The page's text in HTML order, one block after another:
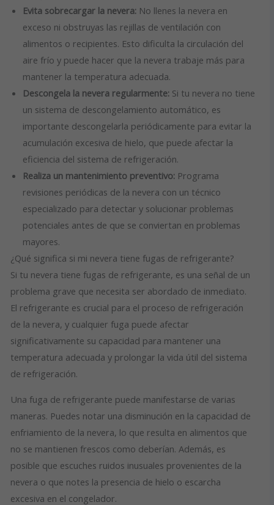
Evita sobrecargar la nevera:No llenes la nevera en
exceso ni obstruyas las rejillas de ventilación con
alimentos o recipientes. Esto dificulta la circulación del
aire frío y puede hacer que la nevera trabaje más para
mantener la temperatura adecuada.
Descongela la nevera regularmente:Si tu nevera no tiene
un sistema de descongelamiento automático, es
importante descongelarla periódicamente para evitar la
acumulación excesiva de hielo, que puede afectar la
eficiencia del sistema de refrigeración.
Realiza un mantenimiento preventivo:Programa
revisiones periódicas de la nevera con un técnico
especializado para detectar y solucionar problemas
potenciales antes de que se conviertan en problemas
mayores.
¿Qué significa si mi nevera tiene fugas de refrigerante?
Si tu nevera tiene fugas de refrigerante, es una señal de un
problema grave que necesita ser abordado de inmediato.
El refrigerante es crucial para el proceso de refrigeración
de la nevera, y cualquier fuga puede afectar
significativamente su capacidad para mantener una
temperatura adecuada y prolongar la vida útil del sistema
de refrigeración.
Una fuga de refrigerante puede manifestarse de varias
maneras. Puedes notar una disminución en la capacidad de
enfriamiento de la nevera, lo que resulta en alimentos que
no se mantienen frescos como deberían. Además, es
posible que escuches ruidos inusuales provenientes de la
nevera o que notes la presencia de hielo o escarcha
excesiva en el congelador.